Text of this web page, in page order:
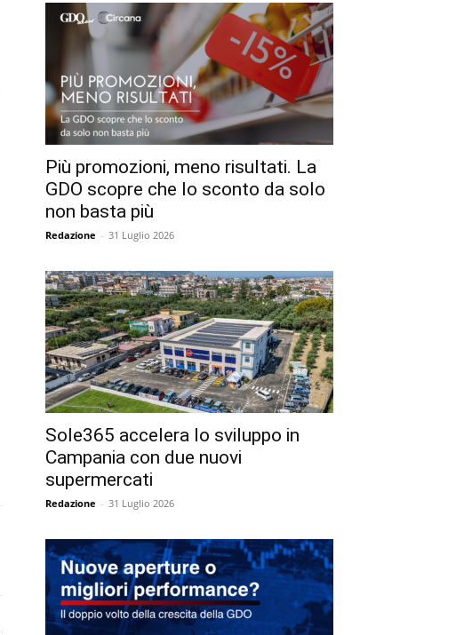
Più promozioni, meno risultati. La
GDO scopre che lo sconto da solo
non basta più
Redazione - 31 Luglio 2026
Sole365 accelera lo sviluppo in
Campania con due nuovi
supermercati
Redazione - 31 Luglio 2026